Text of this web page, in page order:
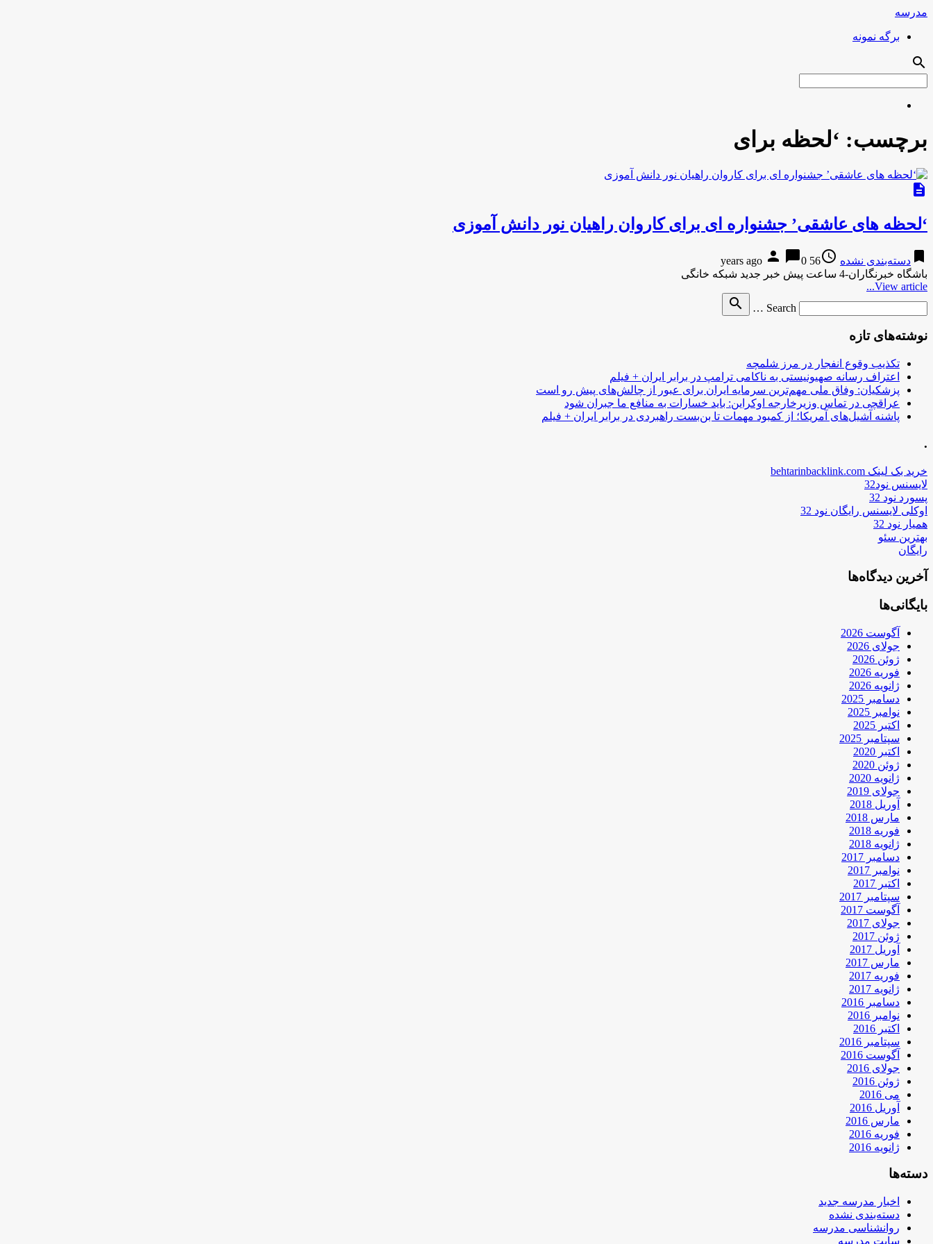
مدرسه
برگه نمونه
search
برچسب: ‘لحظه برای
description
‘لحظه های عاشقی’ جشنواره ای برای کاروان راهیان نور دانش آموزی
bookmark دسته‌بندی نشده access_time
56 years ago
person chat_bubble0
باشگاه خبرنگاران-4 ساعت پیش خبر جدید شبکه خانگی
View article...
Search …
search
نوشته‌های تازه
تکذیب وقوع انفجار در مرز شلمچه
اعتراف رسانه صهیونیستی به ناکامی ترامپ در برابر ایران + فیلم
پزشکیان: وفاق ملی مهم‌ترین سرمایه ایران برای عبور از چالش‌های پیش رو است
عراقچی در تماس وزیرخارجه اوکراین: باید خسارات به منافع ما جبران شود
پاشنه آشیل‌های آمریکا؛ از کمبود مهمات تا بن‌بست راهبردی در برابر ایران + فیلم
.
خرید بک لینک behtarinbacklink.com
لایسنس نود32
پسورد نود 32
اوکلی لایسنس رایگان نود 32
همیار نود 32
بهترین سئو
رایگان
آخرین دیدگاه‌ها
بایگانی‌ها
آگوست 2026
جولای 2026
ژوئن 2026
فوریه 2026
ژانویه 2026
دسامبر 2025
نوامبر 2025
اکتبر 2025
سپتامبر 2025
اکتبر 2020
ژوئن 2020
ژانویه 2020
جولای 2019
آوریل 2018
مارس 2018
فوریه 2018
ژانویه 2018
دسامبر 2017
نوامبر 2017
اکتبر 2017
سپتامبر 2017
آگوست 2017
جولای 2017
ژوئن 2017
آوریل 2017
مارس 2017
فوریه 2017
ژانویه 2017
دسامبر 2016
نوامبر 2016
اکتبر 2016
سپتامبر 2016
آگوست 2016
جولای 2016
ژوئن 2016
می 2016
آوریل 2016
مارس 2016
فوریه 2016
ژانویه 2016
دسته‌ها
اخبار مدرسه جدید
دسته‌بندی نشده
روانشناسی مدرسه
سایت مدرسه